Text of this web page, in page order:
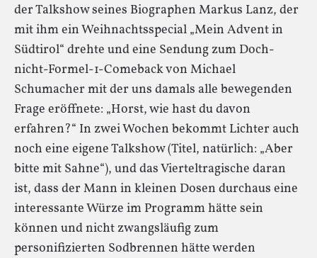
der Talkshow seines Biographen Markus Lanz, der
mit ihm ein Weihnachtsspecial „Mein Advent in
Südtirol“ drehte und eine Sendung zum Doch-
nicht-Formel-1-Comeback von Michael
Schumacher mit der uns damals alle bewegenden
Frage eröffnete: „Horst, wie hast du davon
erfahren?“ In zwei Wochen bekommt Lichter auch
noch eine eigene Talkshow (Titel, natürlich: „Aber
bitte mit Sahne“), und das Vierteltragische daran
ist, dass der Mann in kleinen Dosen durchaus eine
interessante Würze im Programm hätte sein
können und nicht zwangsläufig zum
personifizierten Sodbrennen hätte werden